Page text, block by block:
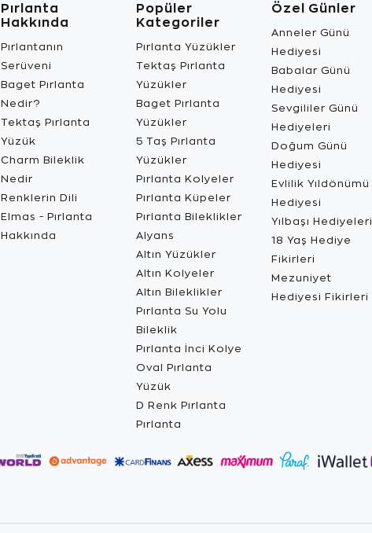
Pırlanta
Hakkında
Pırlantanın
Serüveni
Baget Pırlanta
Nedir?
Tektaş Pırlanta
Yüzük
Charm Bileklik
Nedir
Renklerin Dili
Elmas - Pırlanta
Hakkında
Popüler
Kategoriler
Pırlanta Yüzükler
Tektaş Pırlanta
Yüzükler
Baget Pırlanta
Yüzükler
5 Taş Pırlanta
Yüzükler
Pırlanta Kolyeler
Pırlanta Küpeler
Pırlanta Bileklikler
Alyans
Altın Yüzükler
Altın Kolyeler
Altın Bileklikler
Pırlanta Su Yolu
Bileklik
Pırlanta İnci Kolye
Oval Pırlanta
Yüzük
D Renk Pırlanta
Pırlanta
Özel Günler
Anneler Günü
Hediyesi
Babalar Günü
Hediyesi
Sevgililer Günü
Hediyeleri
Doğum Günü
Hediyesi
Evlilik Yıldönümü
Hediyesi
Yılbaşı Hediyeleri
18 Yaş Hediye
Fikirleri
Mezuniyet
Hediyesi Fikirleri